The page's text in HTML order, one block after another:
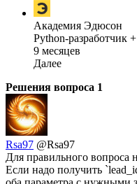
Академия Эдюсон
Python-разработчик
9 месяцев
Далее
Решения вопроса 1
Rsa97 @Rsa97
Для правильного вопроса
Если надо получить